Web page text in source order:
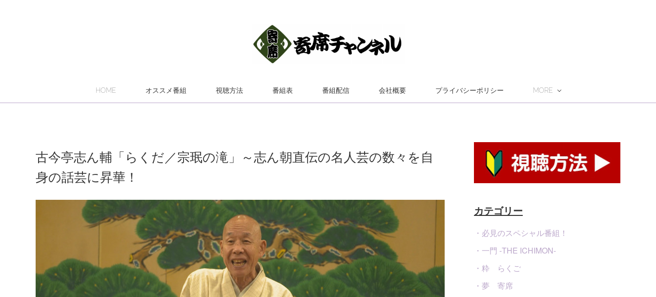
HOME オススメ番組 視聴方法 番組表 番組配信 会社概要 プライバシーポリシー MORE
古今亭志ん輔「らくだ／宗珉の滝」～志ん朝直伝の名人芸の数々を自
身の話芸に昇華！
カテゴリー
・必見のスペシャル番組！
・一門 -THE ICHIMON-
・粋 らくご
・夢 寄席